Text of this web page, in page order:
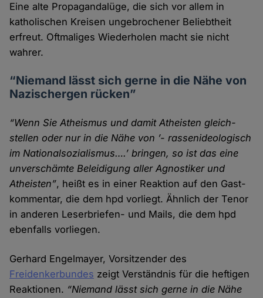
Eine alte Propaganda­lüge, die sich vor allem in
katholischen Kreisen unge­brochener Beliebt­heit
erfreut. Oftmaliges Wieder­holen macht sie nicht
wahrer.
“Niemand lässt sich gerne in die Nähe von
Nazi­schergen rücken”
“Wenn Sie Atheismus und damit Atheisten gleich­
stellen oder nur in die Nähe von ’- rassenideologisch
im Nationalsozialismus….’ bringen, so ist das eine
unver­schämte Beleidigung aller Agnostiker und
Atheisten”, heißt es in einer Reaktion auf den Gast­
kommentar, die dem hpd vorliegt. Ähnlich der Tenor
in anderen Leser­briefen- und Mails, die dem hpd
ebenfalls vor­liegen.
Gerhard Engelmayer, Vorsitzender des
Freidenkerbundes zeigt Verständnis für die heftigen
Reaktionen. “Niemand lässt sich gerne in die Nähe